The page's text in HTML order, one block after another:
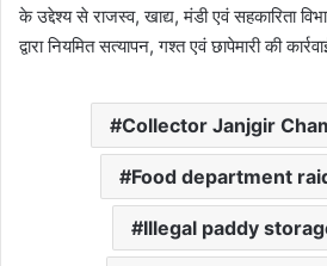
के उद्देश्य से राजस्व, खाद्य, मंडी एवं सहकारिता
द्वारा नियमित सत्यापन, गश्त एवं छापेमारी की
Collector Janjgir
Food department
Illegal paddy